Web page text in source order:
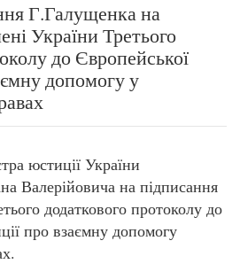
Г.Галущенка на
України Третього
до Європейської
допомогу у
юстиції України
на підписання
додаткового протоколу до
про взаємну допомогу